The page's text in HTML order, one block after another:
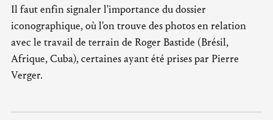
Il faut enfin signaler l'importance du dossier
iconographique, où l'on trouve des photos en relation
avec le travail de terrain de Roger Bastide (Brésil,
Afrique, Cuba), certaines ayant été prises par Pierre
Verger.